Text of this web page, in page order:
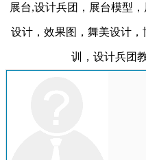
展台,设计兵团，展台模型
设计，效果图，舞美设计
训，设计兵团